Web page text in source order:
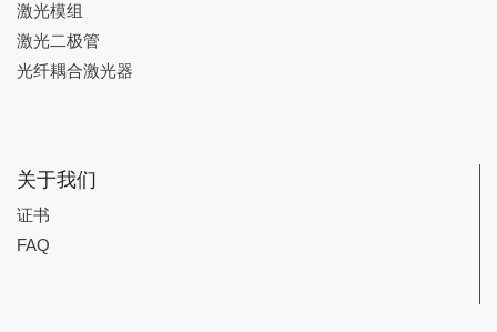
激光模组
激光二极管
光纤耦合激光器
关于我们
证书
FAQ